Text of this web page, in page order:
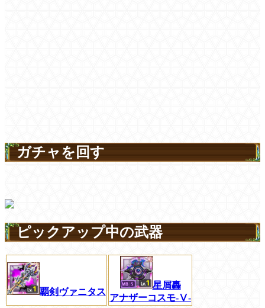
ガチャを回す
ピックアップ中の武器
覇剣ヴァニタス
星屑轟
アナザーコスモ-Ⅴ-